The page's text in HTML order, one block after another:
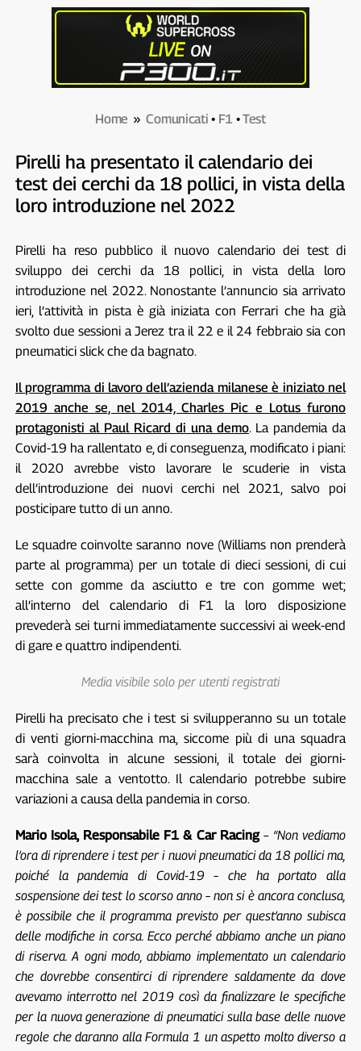
Home »Comunicati • F1•Test
Pirelli ha presentato il calendario dei
test dei cerchi da 18 pollici, in vista della
loro introduzione nel 2022
Pirelli ha reso pubblico il nuovo calendario dei test di
sviluppo dei cerchi da 18 pollici, in vista della loro
introduzione nel 2022. Nonostante l’annuncio sia arrivato
ieri, l’attività in pista è già iniziata con Ferrari che ha già
svolto due sessioni a Jerez tra il 22 e il 24 febbraio sia con
pneumatici slick che da bagnato.
Il programma di lavoro dell’azienda milanese è iniziato nel
2019 anche se, nel 2014, Charles Pic e Lotus furono
protagonisti al Paul Ricard di una demo. La pandemia da
Covid-19 ha rallentato e, di conseguenza, modificato i piani:
il 2020 avrebbe visto lavorare le scuderie in vista
dell’introduzione dei nuovi cerchi nel 2021, salvo poi
posticipare tutto di un anno.
Le squadre coinvolte saranno nove (Williams non prenderà
parte al programma) per un totale di dieci sessioni, di cui
sette con gomme da asciutto e tre con gomme wet;
all’interno del calendario di F1 la loro disposizione
prevederà sei turni immediatamente successivi ai week-end
di gare e quattro indipendenti.
Media visibile solo per utenti registrati
Pirelli ha precisato che i test si svilupperanno su un totale
di venti giorni-macchina ma, siccome più di una squadra
sarà coinvolta in alcune sessioni, il totale dei giorni-
macchina sale a ventotto. Il calendario potrebbe subire
variazioni a causa della pandemia in corso.
Mario Isola, Responsabile F1 & Car Racing– “Non vediamo
l’ora di riprendere i test per i nuovi pneumatici da 18 pollici ma,
poiché la pandemia di Covid-19 – che ha portato alla
sospensione dei test lo scorso anno – non si è ancora conclusa,
è possibile che il programma previsto per quest’anno subisca
delle modifiche in corsa. Ecco perché abbiamo anche un piano
di riserva. A ogni modo, abbiamo implementato un calendario
che dovrebbe consentirci di riprendere saldamente da dove
avevamo interrotto nel 2019 così da finalizzare le specifiche
per la nuova generazione di pneumatici sulla base delle nuove
regole che daranno alla Formula 1 un aspetto molto diverso a